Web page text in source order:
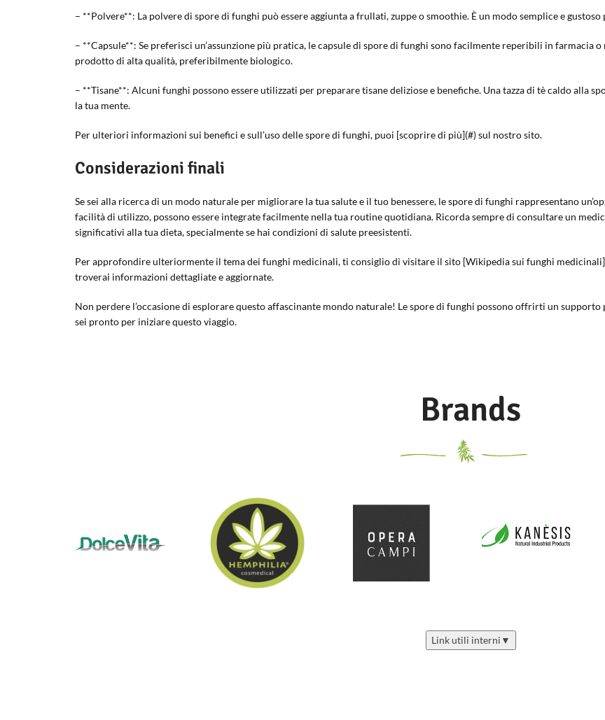
– **Polvere**: La polvere di spore di funghi può essere aggiunta a frullati, zuppe o smoothie. È un modo semplice e
– **Capsule**: Se preferisci un’assunzione più pratica, le capsule di spore di funghi sono facilmente reperibili in farmacia
prodotto di alta qualità, preferibilmente biologico.
– **Tisane**: Alcuni funghi possono essere utilizzati per preparare tisane deliziose e benefiche. Una tazza di tè caldo alla
la tua mente.
Per ulteriori informazioni sui benefici e sull’uso delle spore di funghi, puoi [scoprire di più](#) sul nostro sito.
Considerazioni finali
Se sei alla ricerca di un modo naturale per migliorare la tua salute e il tuo benessere, le spore di funghi rappresentano
facilità di utilizzo, possono essere integrate facilmente nella tua routine quotidiana. Ricorda sempre di consultare un
significativi alla tua dieta, specialmente se hai condizioni di salute preesistenti.
Per approfondire ulteriormente il tema dei funghi medicinali, ti consiglio di visitare il sito [Wikipedia sui funghi
troverai informazioni dettagliate e aggiornate.
Non perdere l’occasione di esplorare questo affascinante mondo naturale! Le spore di funghi possono offrirti un
sei pronto per iniziare questo viaggio.
Brands
Link utili interni ▼